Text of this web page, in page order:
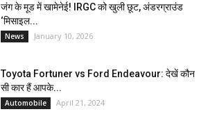
जंग के मूड में खामेनेई! IRGC को खुली छूट, अंडरग्राउंड
‘मिसाइल...
News January 10, 2026
Toyota Fortuner vs Ford Endeavour: देखें कौन
सी कार हैं आपके...
Automobile April 21, 2024